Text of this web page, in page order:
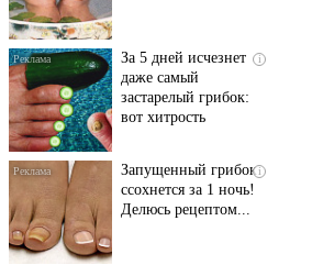
i
За 5 дней исчезнет
даже самый
застарелый грибок:
вот хитрость
i
Запущенный грибок
ссохнется за 1 ночь!
Делюсь рецептом...